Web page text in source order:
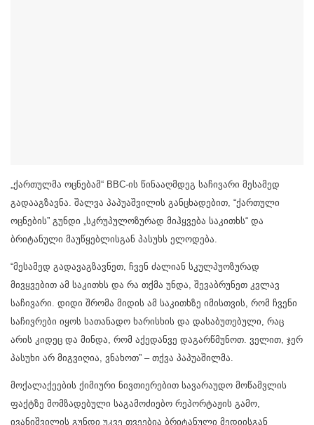
„ქართულმა ოცნებამ“ BBC-ის წინააღმდეგ საჩივარი მესამედ
გადააგზავნა. შალვა პაპუაშვილის განცხადებით, “ქართული
ოცნების” გუნდი „სკრუპულოზურად მიჰყვება საკითხს“ და
ბრიტანული მაუწყებლისგან პასუხს ელოდება.
“მესამედ გადავაგზავნეთ, ჩვენ ძალიან სკულპუოზურად
მივყვებით ამ საკითხს და რა თქმა უნდა, შევაბრუნეთ კვლავ
საჩივარი. დიდი შრომა მიდის ამ საკითხზე იმისთვის, რომ ჩვენი
საჩივრები იყოს სათანადო ხარისხის და დასაბუთებული, რაც
არის კიდეც და მინდა, რომ აქედანვე დაგარწმუნოთ. ველით, ჯერ
პასუხი არ მიგვიღია, ვნახოთ” – თქვა პაპუაშილმა.
მოქალაქეების ქიმიური ნივთიერებით სავარაუდო მოწამვლის
ფაქტზე მომზადებული საგამოძიებო რეპორტაჟის გამო,
ივანიშვილის გუნდი უკვე თვეებია ბრიტანული მედიისგან